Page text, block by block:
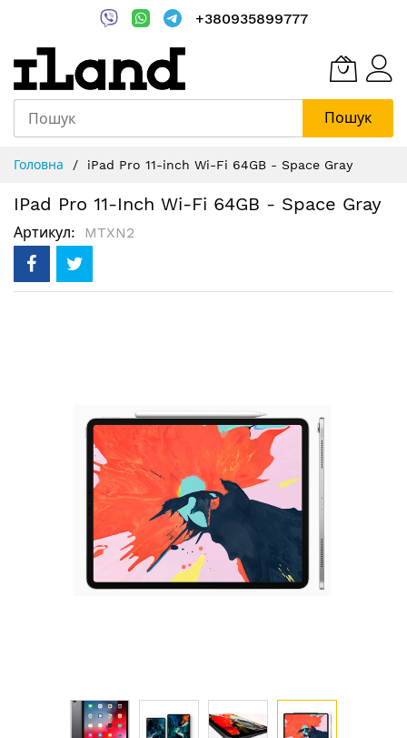
+380935899777
Пошук
Content
Головна iPad Pro 11-inch Wi-Fi 64GB - Space Gray
IPad Pro 11-Inch Wi-Fi 64GB - Space Gray
Артикул MTXN2